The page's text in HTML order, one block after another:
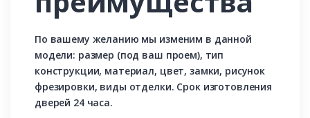
По вашему желанию мы изменим в данной
модели: размер (под ваш проем), тип
конструкции, материал, цвет, замки, рисунок
фрезировки, виды отделки. Срок изготовления
дверей 24 часа.